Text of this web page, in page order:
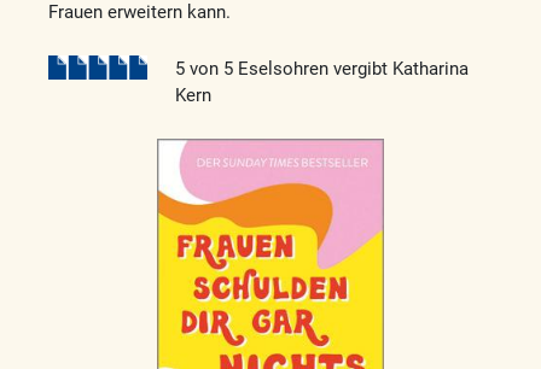
Frauen erweitern kann.
5 von 5 Eselsohren vergibt Katharina
Kern